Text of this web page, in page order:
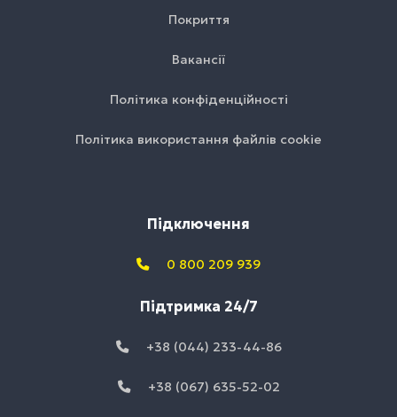
Покриття
Вакансії
Політика конфіденційності
Політика використання файлів cookie
Підключення
0 800 209 939
Підтримка 24/7
+38 (044) 233-44-86
+38 (067) 635-52-02